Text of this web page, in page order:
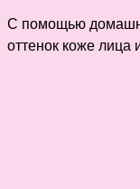
С помощью
оттенок коже лица